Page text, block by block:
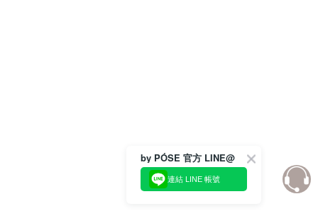
by PÓSE 官方 LINE@
連結 LINE 帳號